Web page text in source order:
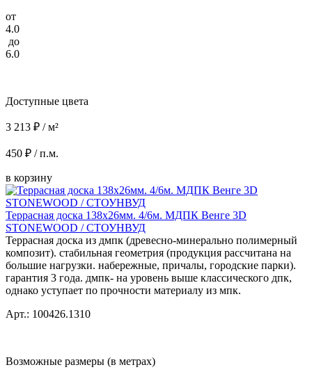
от
4.0
до
6.0
Доступные цвета
3 213 ₽ / м²
450 ₽ / п.м.
в корзину
Террасная доска 138x26мм. 4/6м. МДПК Венге 3D
STONEWOOD / СТОУНВУД
Террасная доска из дмпк (древесно-минерально полимерный
композит). стабильная геометрия (продукция рассчитана на
большие нагрузки. набережные, причалы, городские парки).
гарантия 3 года. дмпк- на уровень выше классического дпк,
однако уступает по прочности материалу из мпк.
Арт.: 100426.1310
Возможные размеры (в метрах)